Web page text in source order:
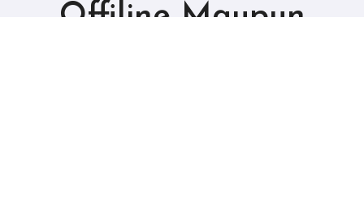
Offiline Maupun